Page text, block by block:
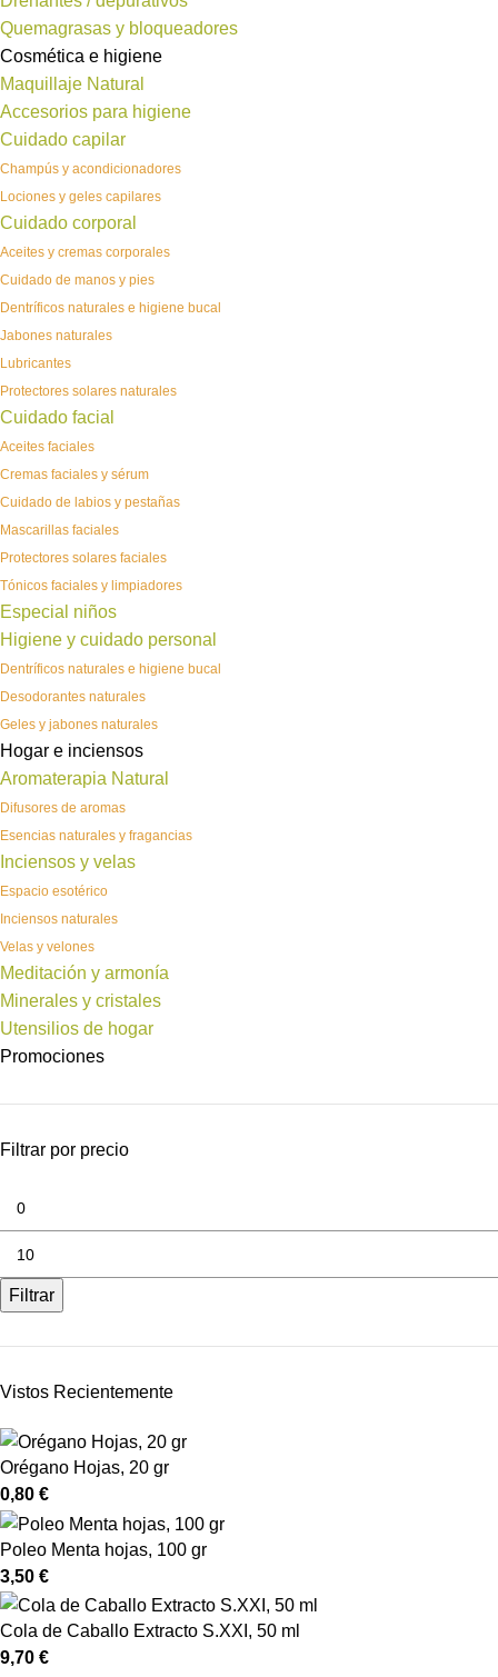
Quemagrasas y bloqueadores
Cosmética e higiene
Maquillaje Natural
Accesorios para higiene
Cuidado capilar
Champús y acondicionadores
Lociones y geles capilares
Cuidado corporal
Aceites y cremas corporales
Cuidado de manos y pies
Dentríficos naturales e higiene bucal
Jabones naturales
Lubricantes
Protectores solares naturales
Cuidado facial
Aceites faciales
Cremas faciales y sérum
Cuidado de labios y pestañas
Mascarillas faciales
Protectores solares faciales
Tónicos faciales y limpiadores
Especial niños
Higiene y cuidado personal
Dentríficos naturales e higiene bucal
Desodorantes naturales
Geles y jabones naturales
Hogar e inciensos
Aromaterapia Natural
Difusores de aromas
Esencias naturales y fragancias
Inciensos y velas
Espacio esotérico
Inciensos naturales
Velas y velones
Meditación y armonía
Minerales y cristales
Utensilios de hogar
Promociones
Filtrar por precio
Filtrar
Vistos Recientemente
Orégano Hojas, 20 gr
0,80 €
Poleo Menta hojas, 100 gr
3,50 €
Cola de Caballo Extracto S.XXI, 50 ml
9,70 €